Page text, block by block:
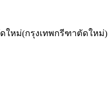
ใหม่(กรุงเทพกรีฑาตัดใหม่)